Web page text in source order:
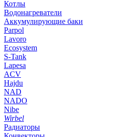
Котлы
Водонагреватели
Аккумулирующие баки
Parpol
Lavoro
Ecosystem
S-Tank
Lapesa
ACV
Hajdu
NAD
NADO
Nibe
Wirbel
Радиаторы